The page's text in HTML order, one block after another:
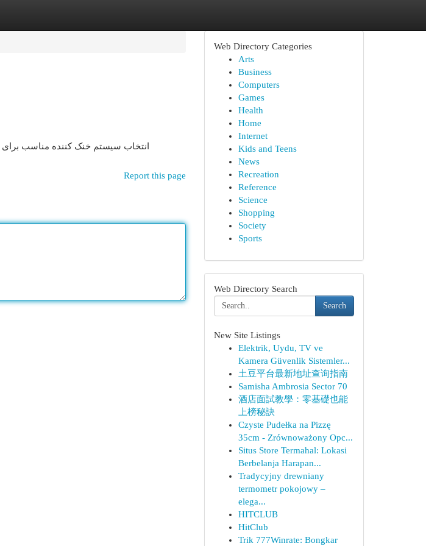
انتخاب سیستم خنک کننده مناسب برای
Report this page
Web Directory Categories
Arts
Business
Computers
Games
Health
Home
Internet
Kids and Teens
News
Recreation
Reference
Science
Shopping
Society
Sports
Web Directory Search
Search
New Site Listings
Elektrik, Uydu, TV ve
Kamera Güvenlik Sistemler...
土豆平台最新地址查询指南
Samisha Ambrosia Sector 70
酒店面試教學：零基礎也能
上榜秘訣
Czyste Pudełka na Pizzę
35cm - Zrównoważony Opc...
Situs Store Termahal: Lokasi
Berbelanja Harapan...
Tradycyjny drewniany
termometr pokojowy –
elega...
HITCLUB
HitClub
Trik 777Winrate: Bongkar